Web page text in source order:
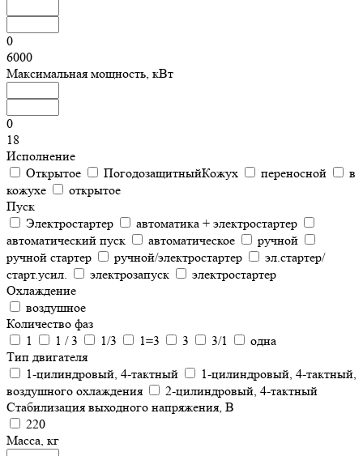
0
6000
Максимальная мощность, кВт
0
18
Исполнение
Открытое
ПогодозащитныйКожух переносной
в
кожухе
открытое
Пуск
Электростартер
автоматика + электростартер
автоматический пуск
автоматическое
ручной
ручной стартер
ручной/электростартер
эл.стартер/
старт.усил.
электрозапуск
электростартер
Охлаждение
воздушное
Количество фаз
1
1 / 3 1/3 1=3 3 3/1
одна
Тип двигателя
1-цилиндровый, 4-тактный
1-цилиндровый, 4-тактный,
воздушного охлаждения
2-цилиндровый, 4-тактный
Стабилизация выходного напряжения, В
220
Масса, кг